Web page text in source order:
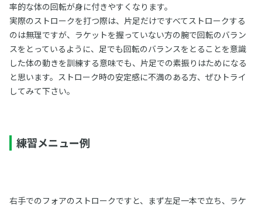
率的な体の回転が身に付きやすくなります。
実際のストロークを打つ際は、片足だけですべてストロークする
のは無理ですが、ラケットを握っていない方の腕で回転のバラン
スをとっているように、足でも回転のバランスをとることを意識
した体の動きを訓練する意味でも、片足での素振りはためになる
と思います。ストローク時の安定感に不満のある方、ぜひトライ
してみて下さい。
練習メニュー例
右手でのフォアのストロークですと、まず左足一本で立ち、ラケ